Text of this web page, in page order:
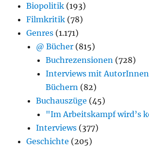
Biopolitik (193)
Filmkritik (78)
Genres (1.171)
@ Bücher (815)
Buchrezensionen (728)
Interviews mit
Büchern (82)
Buchauszüge (45)
"Im Arbeitskampf wird’s
Interviews (377)
Geschichte (205)